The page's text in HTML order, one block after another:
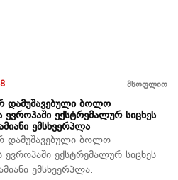
მსოფლიო
დამუშავებული ბოლო
ექსტრემალურ სიცხეს
ემსხვერპლა
დამუშავებული ბოლო
ექსტრემალურ სიცხეს
ემსხვერპლა.